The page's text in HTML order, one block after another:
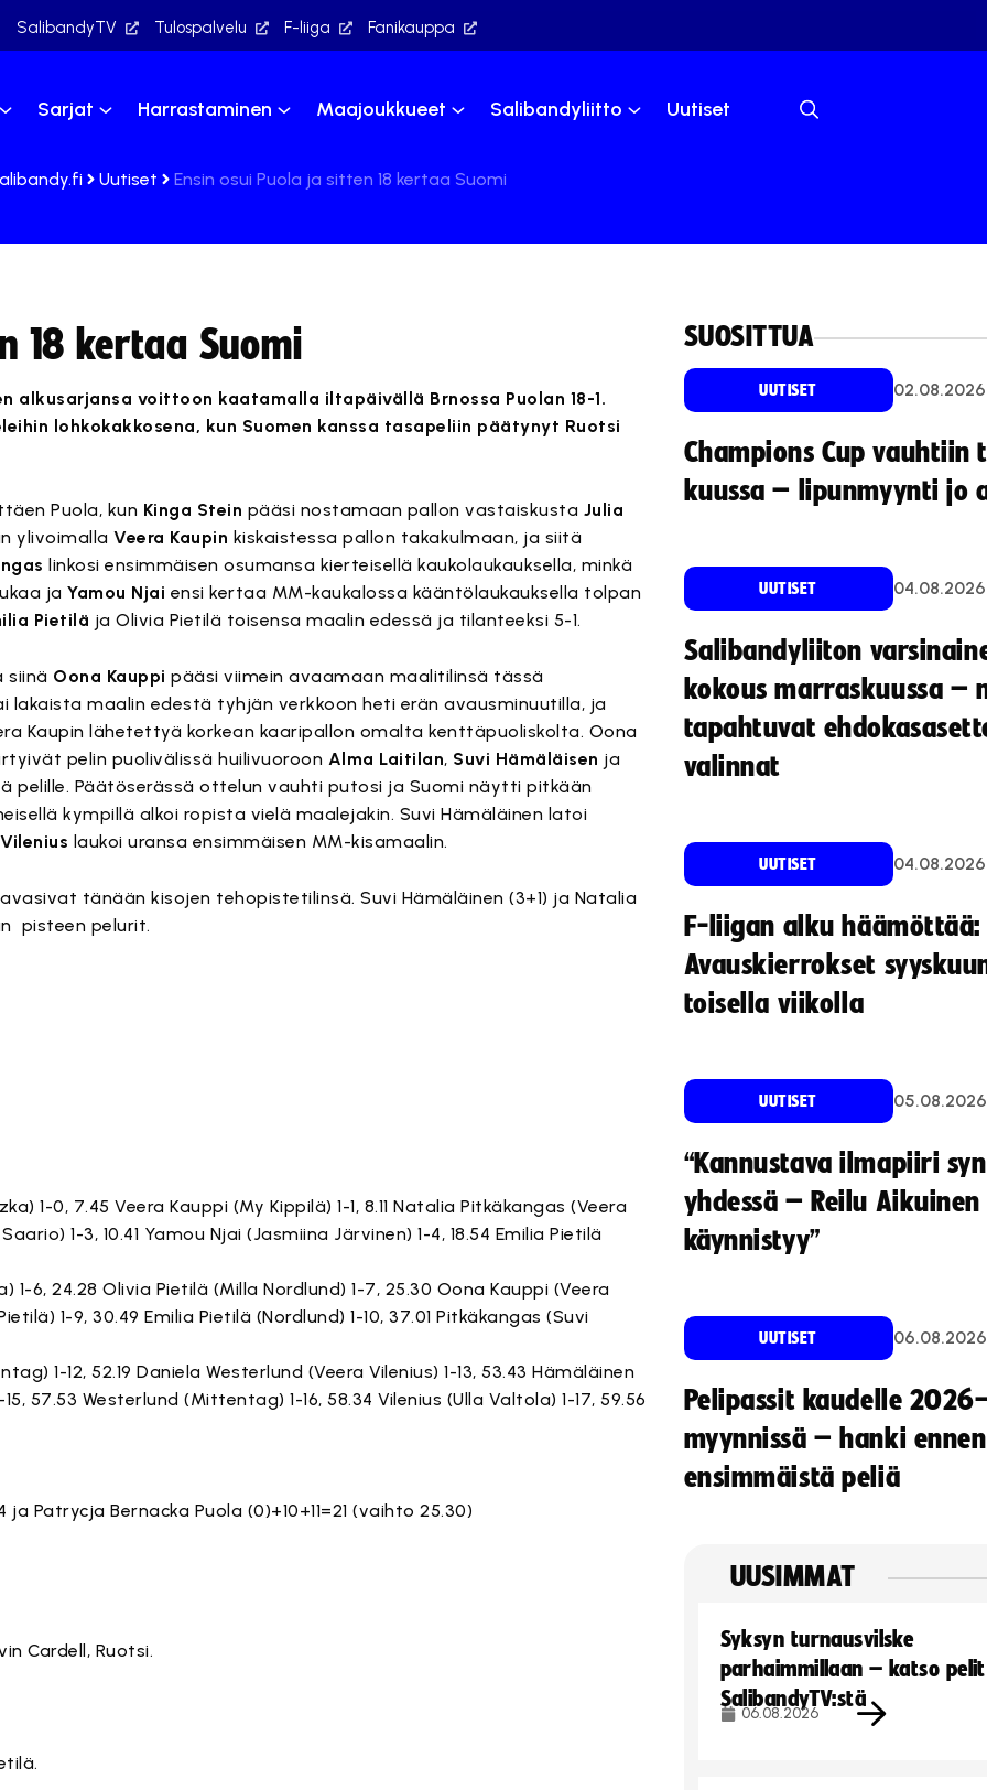
SalibandyTV Tulospalvelu F-liiga Fanikauppa
Sarjat Harrastaminen Maajoukkueet Salibandyliitto Uutiset
Uutiset Ensin osui Puola ja sitten 18 kertaa Suomi
18 kertaa Suomi
alkusarjansa voittoon kaatamalla iltapäivällä Brnossa Puolan 18-1.
lohkokakkosena, kun Suomen kanssa tasapeliin päätynyt Ruotsi
Puola, kun Kinga Stein pääsi nostamaan pallon vastaiskusta Julia
ylivoimallaVeera Kaupin kiskaistessa pallon takakulmaan, ja siitä
linkosi ensimmäisen osumansa kierteisellä kaukolaukauksella, minkä
jaYamou Njai ensi kertaa MM-kaukalossa kääntölaukauksella tolpan
Pietilä ja Olivia Pietilä toisensa maalin edessä ja tilanteeksi 5-1.
siinä Oona Kauppi pääsi viimein avaamaan maalitilinsä tässä
lakaista maalin edestä tyhjän verkkoon heti erän avausminuutilla, ja
Kaupin lähetettyä korkean kaaripallon omalta kenttäpuoliskolta. Oona
pelin puolivälissä huilivuoroon Alma Laitilan, Suvi Hämäläisen ja
pelille. Päätöserässä ottelun vauhti putosi ja Suomi näytti pitkään
kympillä alkoi ropista vielä maalejakin. Suvi Hämäläinen latoi
laukoi uransa ensimmäisen MM-kisamaalin.
tänään kisojen tehopistetilinsä. Suvi Hämäläinen (3+1) ja Natalia
pisteen pelurit.
1-0, 7.45 Veera Kauppi (My Kippilä) 1-1, 8.11 Natalia Pitkäkangas (Veera
1-3, 10.41 Yamou Njai (Jasmiina Järvinen) 1-4, 18.54 Emilia Pietilä
1-6, 24.28 Olivia Pietilä (Milla Nordlund) 1-7, 25.30 Oona Kauppi (Veera
1-9, 30.49 Emilia Pietilä (Nordlund) 1-10, 37.01 Pitkäkangas (Suvi
1-12, 52.19 Daniela Westerlund (Veera Vilenius) 1-13, 53.43 Hämäläinen
57.53 Westerlund (Mittentag) 1-16, 58.34 Vilenius (Ulla Valtola) 1-17, 59.56
ja Patrycja Bernacka Puola (0)+10+11=21 (vaihto 25.30)
Cardell, Ruotsi.
SUOSITTUA
UUTISET 02.08.2026
Champions Cup vauhtiin
kuussa – lipunmyynti jo
UUTISET 04.08.2026
Salibandyliiton
kokous marraskuussa –
tapahtuvat
valinnat
UUTISET 04.08.2026
F-liigan alku häämöttää:
Avauskierrokset
toisella viikolla
UUTISET 05.08.2026
“Kannustava ilmapiiri
yhdessä – Reilu
käynnistyy”
UUTISET 06.08.2026
Pelipassit kaudelle
myynnissä – hanki ennen
ensimmäistä peliä
UUSIMMAT
Syksyn turnausvilske
parhaimmillaan – katso pelit
SalibandyTV:stä
06.08.2026